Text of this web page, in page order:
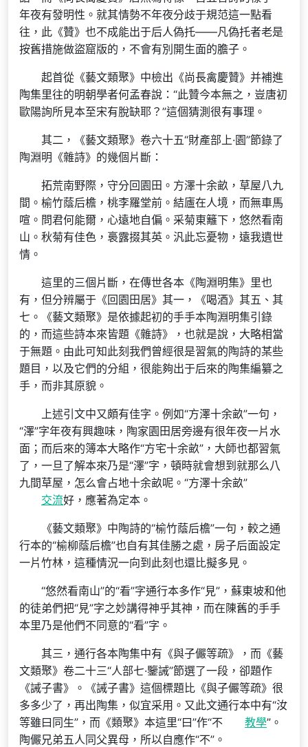
年夜有發明性。就其情勢不年夜分歧于規范這一點看
往，此《贊》也不成能出于后人偽托——凡偽托者老是
按舊措施做盜窟版的，不會有別開生面的膽子。
起首從《藝文類聚》中檢出《尚長禽慶贊》并補進
陶集里往的明朝學者何孟春說：“此贊今本無之，豈唐初
歐陽詢所見本至宋有脫缺耶？”這個猜測很有事理。
其二，《藝文類聚》卷六十五“財產部上·園”節錄了
陶淵明《雜詩》的幾個片斷：
拓荒南野際，守分回園田。方澤十余畝，草屋八九
間。榆竹蔭后檐，桃李羅堂前。結廬在人境，而無車馬
喧。問君何能爾，心遠地自偏。采菊東籬下，悠然看南
山。秋菊有佳色，裛露掇其英。汎此忘憂物，遠我遺世
情。
這里的三個片斷，在傳世各本《陶淵明集》里也
有，但分辨屬于《回園田居》其一，《喝酒》其五、其
七。《藝文類聚》是依據起初的手手本陶淵明集引錄
的，而這些詩本來皆題《雜詩》，也就是說，大略相當
于無題。由此可知此刻我們曾經很是習氣的陶詩的某些
題目，以及它們的分組，很能夠出于后來的陶集編纂之
手，而非其原貌。
上述引文中又頗有佳字。例如“方澤十余畝”一句，
“澤”字年夜有興趣味，陶家園田居旁邊有很年夜一片水
面；而后來的簿本大略作“方宅十余畝”，大師也都習氣
了，一旦了解本來乃是“澤”字，頓時就會想到就那么八
九間草屋，怎么會占地十余畝呢。“方澤十余畝”
交流好，應著為定本。
《藝文類聚》中陶詩的“榆竹蔭后檐”一句，較之通
行本的“榆柳蔭后檐”也自有其佳勝之處，房子后面設定
一片竹林，這種情況一向到此刻也還比擬多見。
“悠然看南山”的“看”字通行本多作“見”，蘇東坡和他
的徒弟們把“見”字之妙講得神乎其神，而在陳舊的手手
本里乃是他們不同意的“看”字。
其三，通行各本陶集中有《與子儼等疏》，而《藝
文類聚》卷二十三“人部七·鑒誡”節選了一段，卻題作
《誡子書》。《誡子書》這個標題比《與子儼等疏》很
多多少了，再出陶集，似宜采用。又此文通行本中有“汝
等雖曰同生”，而《類聚》本這里“曰”作“不
教學”。
陶儼兄弟五人同父異母，所以自應作“不”。